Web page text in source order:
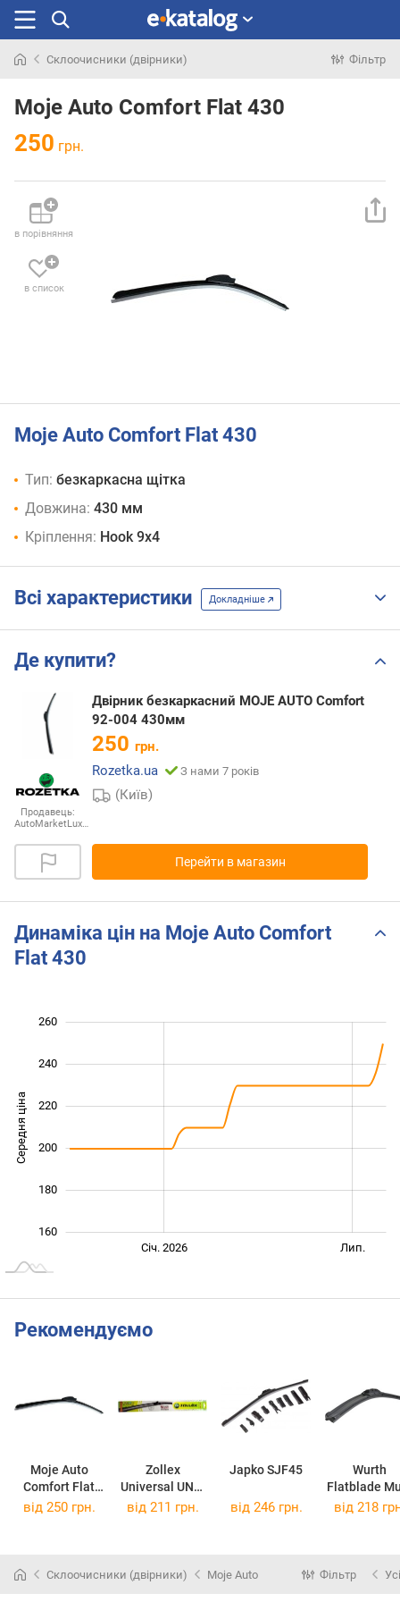
раніше
Склоочисники (двірники) Фільтр
Moje Auto Comfort Flat 430
250 грн.
в порівняння
в список
Moje Auto Comfort Flat 430
Тип: безкаркасна щітка
Довжина: 430 мм
Кріплення: Hook 9x4
Всі характеристики Докладніше
Де купити?
Продавець:
AutoMarketLux…
Двірник безкаркасний MOJE AUTO Comfort
92-004 430мм
250 грн.
Rozetka.ua
З нами 7 років
(Київ)
Перейти в магазин
Динаміка цін на Moje Auto Comfort
Flat 430
Середня ціна
160
180
200
220
240
260
Січ. 2026 Лип.
Рекомендуємо
Moje Auto
Comfort Flat
410
Zollex
Universal UN9-
430
Japko SJF45
Wurth
Flatblade
425
від 250 грн. від 211 грн. від 246 грн. від 218
Склоочисники (двірники) Moje Auto Фільтр